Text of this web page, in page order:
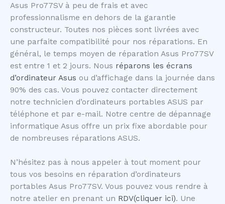
Asus Pro77SV à peu de frais et avec
professionnalisme en dehors de la garantie
constructeur. Toutes nos pièces sont livrées avec
une parfaite compatibilité pour nos réparations. En
général, le temps moyen de réparation Asus Pro77SV
est entre 1 et 2 jours. Nous réparons les écrans
d’ordinateur Asus ou d’affichage dans la journée dans
90% des cas. Vous pouvez contacter directement
notre technicien d’ordinateurs portables ASUS par
téléphone et par e-mail. Notre centre de dépannage
informatique Asus offre un prix fixe abordable pour
de nombreuses réparations ASUS.
N’hésitez pas à nous appeler à tout moment pour
tous vos besoins en réparation d’ordinateurs
portables Asus Pro77SV. Vous pouvez vous rendre à
notre atelier en prenant un RDV(cliquer ici). Une